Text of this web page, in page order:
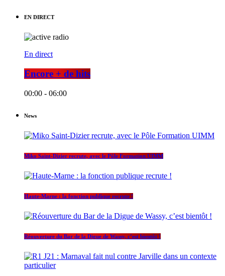
EN DIRECT
En direct
Encore + de hits
00:00 - 06:00
News
Miko Saint-Dizier recrute, avec le Pôle Formation UIMM
Haute-Marne : la fonction publique recrute !
Réouverture du Bar de la Digue de Wassy, c’est bientôt !